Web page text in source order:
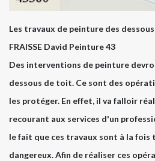
Les travaux de peinture des
FRAISSE David Peinture 43
Des interventions de peinture
dessous de toit. Ce sont des
les protéger. En effet, il va falloir
recourant aux services d'un
le fait que ces travaux sont à la
dangereux. Afin de réaliser ces